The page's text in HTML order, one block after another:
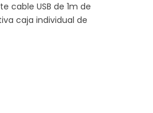
cable USB de 1m de
caja individual de